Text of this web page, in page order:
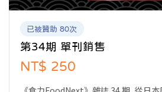
已被贊助 80次
第34期 單刊銷售
NT$ 250